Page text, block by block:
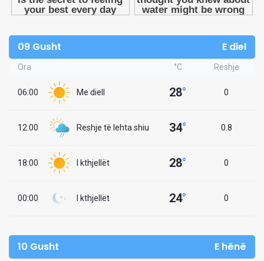
09 Gusht E diel
Ora °C Reshje
06:00 Me diell 28° 0
12:00 Reshje të lehta shiu 34° 0.8
18:00 I kthjellët 28° 0
00:00 I kthjellët 24° 0
10 Gusht E hënë